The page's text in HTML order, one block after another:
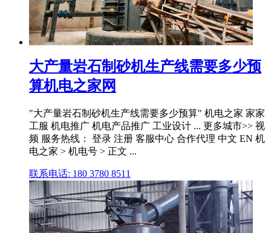
大产量岩石制砂机生产线需要多少预
算机电之家网
"大产量岩石制砂机生产线需要多少预算" 机电之家 家家
工服 机电推广 机电产品推广 工业设计 ... 更多城市>> 视
频 服务热线： 登录 注册 客服中心 合作代理 中文 EN 机
电之家 > 机电号 > 正文 ...
联系电话: 180 3780 8511